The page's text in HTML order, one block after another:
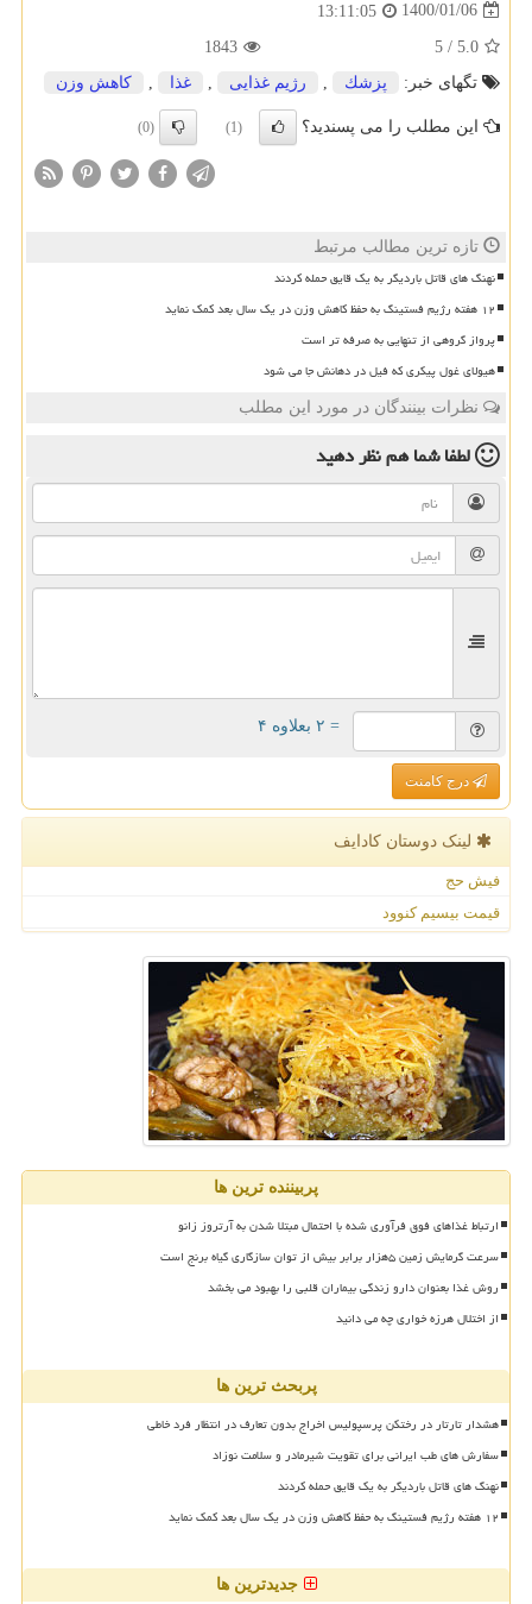
1400/01/06
13:11:05
5.0
/
5
1843
تگهای خبر:
پزشك , رژیم غذایی , غذا , كاهش وزن
این مطلب را می پسندید؟ (1)
(0)
تازه ترین مطالب مرتبط
نهنگ های قاتل باردیگر به یک قایق حمله کردند
۱۲ هفته رژیم فستینگ به حفظ کاهش وزن در یک سال بعد کمک نماید
پرواز گروهی از تنهایی به صرفه تر است
هیولای غول پیکری که فیل در دهانش جا می شود
نظرات بینندگان در مورد این مطلب
لطفا شما همنظر دهید
= ۲ بعلاوه ۴
درج کامنت
لینک دوستان كادایف
فیش حج
قیمت بیسیم کنوود
پربیننده ترین ها
ارتباط غذاهای فوق فرآوری شده با احتمال مبتلا شدن به آرتروز زانو
سرعت گرمایش زمین ۵هزار برابر بیش از توان سازگاری گیاه برنج است
روش غذا بعنوان دارو زندگی بیماران قلبی را بهبود می بخشد
از اختلال هرزه خواری چه می دانید
پربحث ترین ها
هشدار تارتار در رختکن پرسپولیس اخراج بدون تعارف در انتظار فرد خاطی
سفارش های طب ایرانی برای تقویت شیرمادر و سلامت نوزاد
نهنگ های قاتل باردیگر به یک قایق حمله کردند
۱۲ هفته رژیم فستینگ به حفظ کاهش وزن در یک سال بعد کمک نماید
جدیدترین ها